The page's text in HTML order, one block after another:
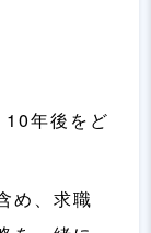
10年後をど
め、求職